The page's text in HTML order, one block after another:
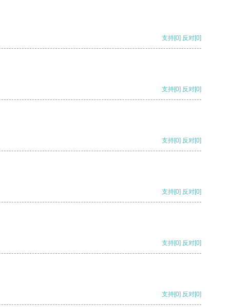
支持[0] 反对[0]
支持[0] 反对[0]
支持[0] 反对[0]
支持[0] 反对[0]
支持[0] 反对[0]
支持[0] 反对[0]